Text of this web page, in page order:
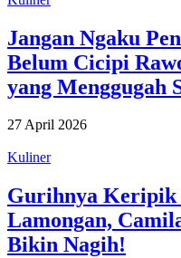
Jangan Ngaku
Belum Cicipi
yang Menggugah
27 April 2026
Kuliner
Gurihnya Keripik
Lamongan,
Bikin Nagih!